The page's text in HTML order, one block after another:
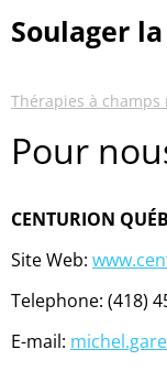
Soulager
Thérapies à
Pour
CENTURION
Site Web:
Telephone: (418)
E-mail: